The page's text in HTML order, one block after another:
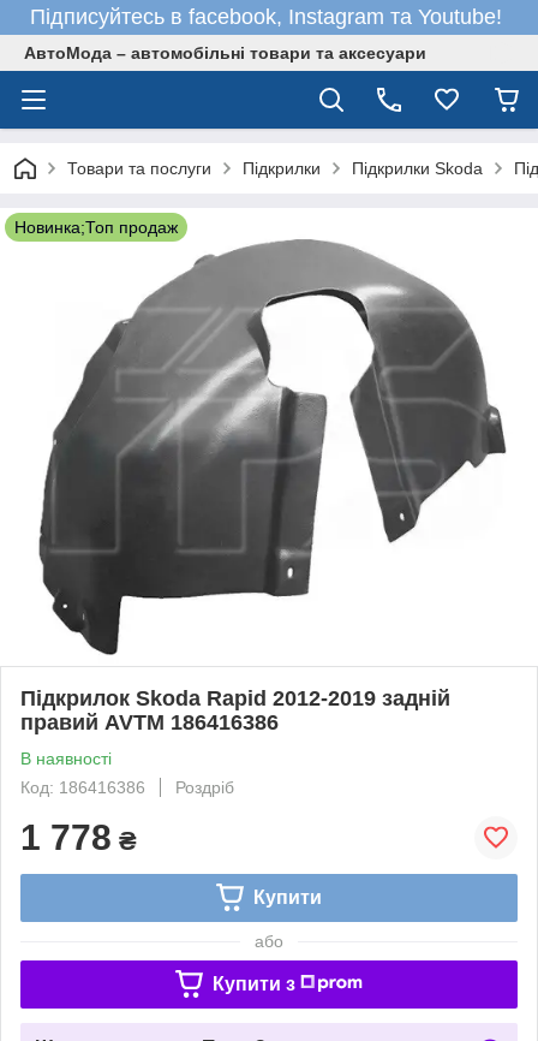
Підписуйтесь в facebook, Instagram та Youtube!
АвтоМода – автомобільні товари та аксесуари
Товари та послуги Підкрилки Підкрилки Skoda
Новинка;Топ продаж
Підкрилок Skoda Rapid 2012-2019 задній
правий AVTM 186416386
В наявності
Код: 186416386
Роздріб
1 778 ₴
Купити
або
Купити з